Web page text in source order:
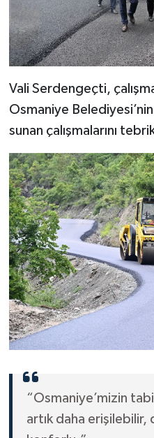
Vali Serdengeçti,
Osmaniye
sunan çalışmalarını
“Osmaniye’mizin
artık daha erişilebilir,